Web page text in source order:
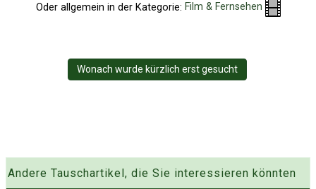
Oder allgemein in der Kategorie: Film & Fernsehen
Wonach wurde kürzlich erst gesucht
Andere Tauschartikel, die Sie interessieren könnten